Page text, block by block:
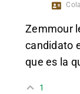
Zemmour
candidato
que es la
1